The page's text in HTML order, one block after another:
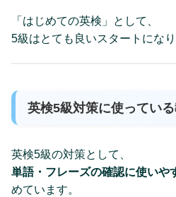
「はじめての英検」として、
5級はとても良いスタートになり
英検5級対策に使ってい
英検5級の対策として、
単語・フレーズの確認に使いや
めています。